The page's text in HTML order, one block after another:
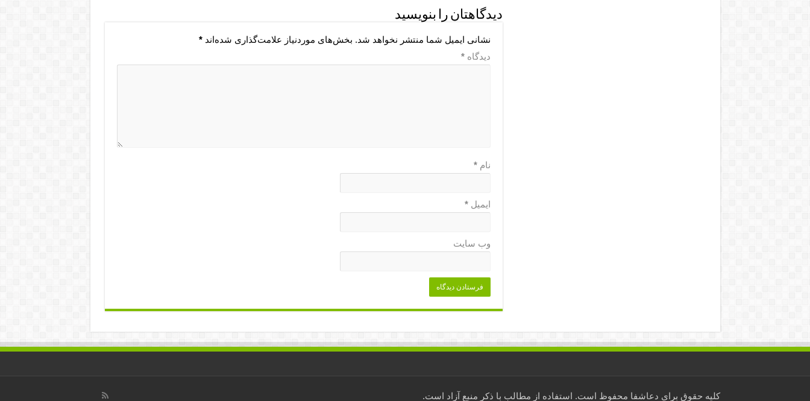
دیدگاهتان را بنویسید
نشانی ایمیل شما منتشر نخواهد شد. بخش‌های موردنیاز علامت‌گذاری شده‌اند*
دیدگاه*
نام*
ایمیل*
وب‌ سایت
کلیه حقوق برای دعاشفا محفوظ است. استفاده از مطالب با ذکر منبع آزاد است.